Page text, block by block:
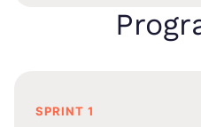
SPRINT 1